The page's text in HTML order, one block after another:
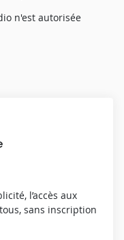
n'est autorisée
l’accès aux
sans inscription